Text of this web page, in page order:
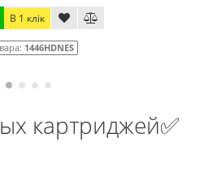
клік
1446HDNES
картриджей✅